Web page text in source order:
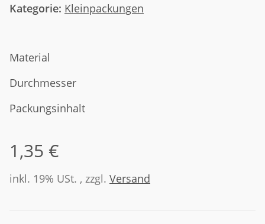
Kategorie: Kleinpackungen
Material
Durchmesser
Packungsinhalt
1,35 €
inkl. 19% USt. , zzgl. Versand